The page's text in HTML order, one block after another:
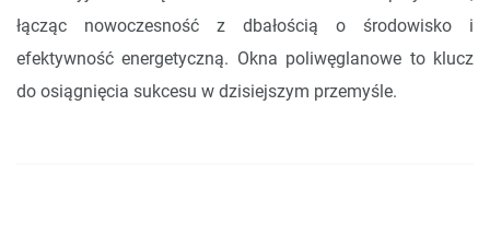
łącząc nowoczesność z dbałością o środowisko i
efektywność energetyczną. Okna poliwęglanowe to klucz
do osiągnięcia sukcesu w dzisiejszym przemyśle.